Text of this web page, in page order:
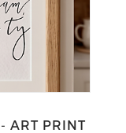
ART PRINT